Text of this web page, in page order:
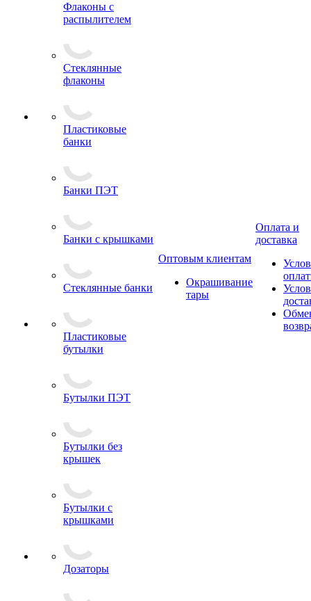
Флаконы с
распылителем
Стеклянные
флаконы
Пластиковые
банки
Банки ПЭТ
Банки с крышками
Стеклянные банки
Пластиковые
бутылки
Бутылки ПЭТ
Бутылки без
крышек
Бутылки с
крышками
Дозаторы
Оптовым клиентам
Окрашивание
тары
Оплата и
доставка